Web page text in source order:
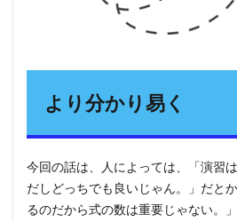
より分かり易く
今回の話は、人によっては、「演習
だしどっちでも良いじゃん。」だと
るのだから式の数は重要じゃない。